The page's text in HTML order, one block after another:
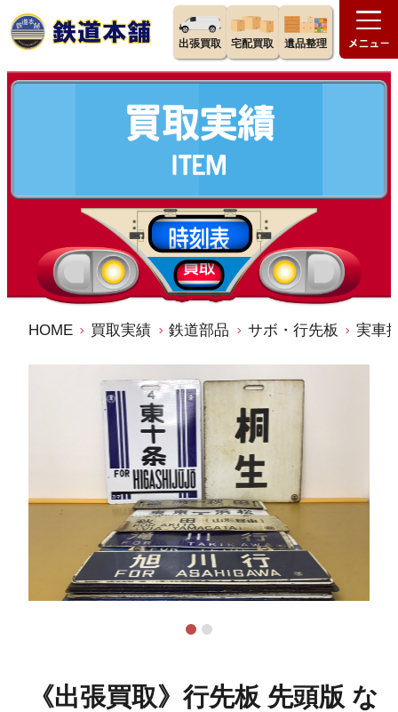
出張買取 宅配買取 遺品整理
HOME 買取実績 鉄道部品 サボ・行先板 実車
《出張買取》行先板 先頭版 な